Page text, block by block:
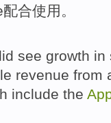
合使用 。
see growth in
revenue from
include the